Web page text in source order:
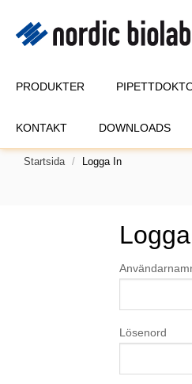
PRODUKTER
KONTAKT DOWNLOADS
Startsida Logga In
Lösenord